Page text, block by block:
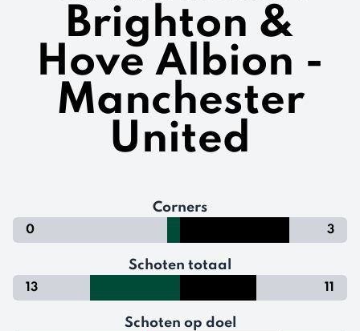
Brighton &
Hove Albion -
Manchester
United
Corners
0 3
Schoten totaal
13 11
Schoten op doel